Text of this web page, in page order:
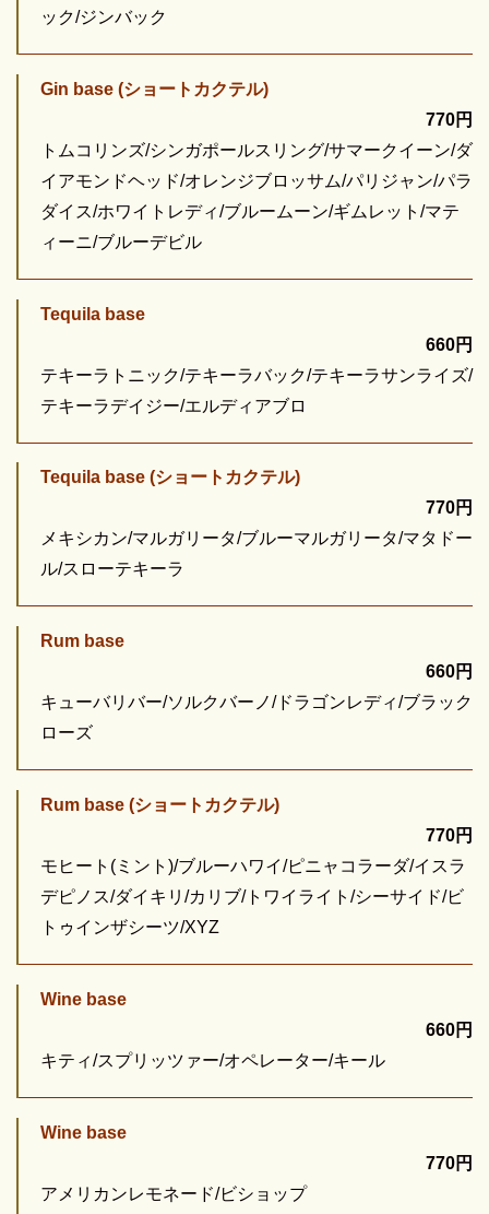
ック/ジンバック
Gin base (ショートカクテル)
770円
トムコリンズ/シンガポールスリング/サマークイーン/ダ
イアモンドヘッド/オレンジブロッサム/パリジャン/パラ
ダイス/ホワイトレディ/ブルームーン/ギムレット/マテ
ィーニ/ブルーデビル
Tequila base
660円
テキーラトニック/テキーラバック/テキーラサンライズ/
テキーラデイジー/エルディアブロ
Tequila base (ショートカクテル)
770円
メキシカン/マルガリータ/ブルーマルガリータ/マタドー
ル/スローテキーラ
Rum base
660円
キューバリバー/ソルクバーノ/ドラゴンレディ/ブラック
ローズ
Rum base (ショートカクテル)
770円
モヒート(ミント)/ブルーハワイ/ピニャコラーダ/イスラ
デピノス/ダイキリ/カリブ/トワイライト/シーサイド/ビ
トゥインザシーツ/XYZ
Wine base
660円
キティ/スプリッツァー/オペレーター/キール
Wine base
770円
アメリカンレモネード/ビショップ